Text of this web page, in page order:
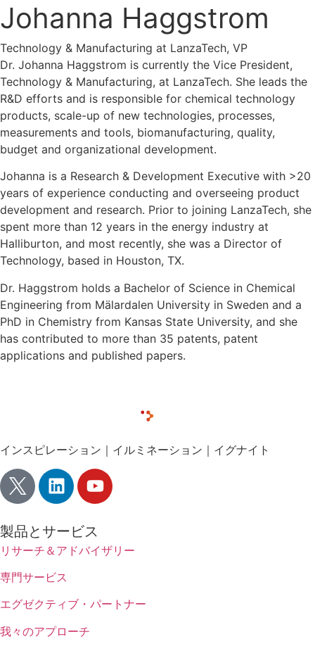
Johanna Haggstrom
Technology & Manufacturing at LanzaTech, VP
Dr. Johanna Haggstrom is currently the Vice President,
Technology & Manufacturing, at LanzaTech. She leads the
R&D efforts and is responsible for chemical technology
products, scale-up of new technologies, processes,
measurements and tools, biomanufacturing, quality,
budget and organizational development.
Johanna is a Research & Development Executive with >20
years of experience conducting and overseeing product
development and research. Prior to joining LanzaTech, she
spent more than 12 years in the energy industry at
Halliburton, and most recently, she was a Director of
Technology, based in Houston, TX.
Dr. Haggstrom holds a Bachelor of Science in Chemical
Engineering from Mälardalen University in Sweden and a
PhD in Chemistry from Kansas State University, and she
has contributed to more than 35 patents, patent
applications and published papers.
インスピレーション｜イルミネーション｜イグナイト
製品とサービス
リサーチ＆アドバイザリー
専門サービス
エグゼクティブ・パートナー
我々のアプローチ